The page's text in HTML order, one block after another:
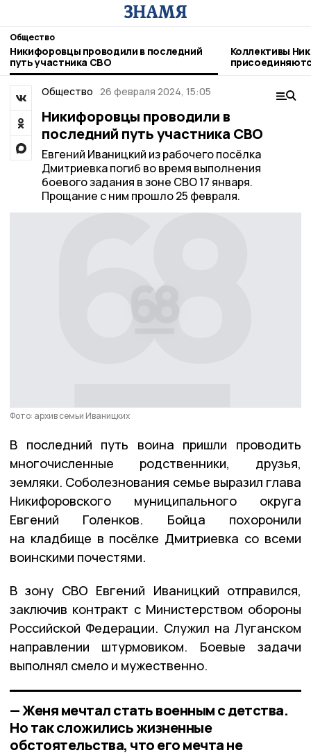
Общество
Никифоровцы проводили в последний
путь участника СВО
Коллективы
Общество 26 февраля 2024, 15:05
Никифоровцы проводили в
последний путь участника СВО
Евгений Иваницкий из рабочего посёлка
Дмитриевка погиб во время выполнения
боевого задания в зоне СВО 17 января.
Прощание с ним прошло 25 февраля.
Фото: архив семьи Иваницких
В последний путь воина пришли проводить
многочисленные родственники, друзья,
земляки. Соболезнования семье выразил глава
Никифоровского муниципального округа
Евгений Голенков. Бойца похоронили
на кладбище в посёлке Дмитриевка со всеми
воинскими почестями.
В зону СВО Евгений Иваницкий отправился,
заключив контракт с Министерством обороны
Российской Федерации. Служил на Луганском
направлении штурмовиком. Боевые задачи
выполнял смело и мужественно.
— Женя мечтал стать военным с детства.
Но так сложились жизненные
обстоятельства, что его мечта не